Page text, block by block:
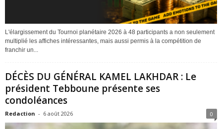
L'élargissement du Tournoi planétaire 2026 à 48 participants a non seulement
multiplié les affiches intéressantes, mais aussi permis à la compétition de
franchir un...
DÉCÈS DU GÉNÉRAL KAMEL LAKHDAR : Le
président Tebboune présente ses
condoléances
Redaction - 6 août 2026 0